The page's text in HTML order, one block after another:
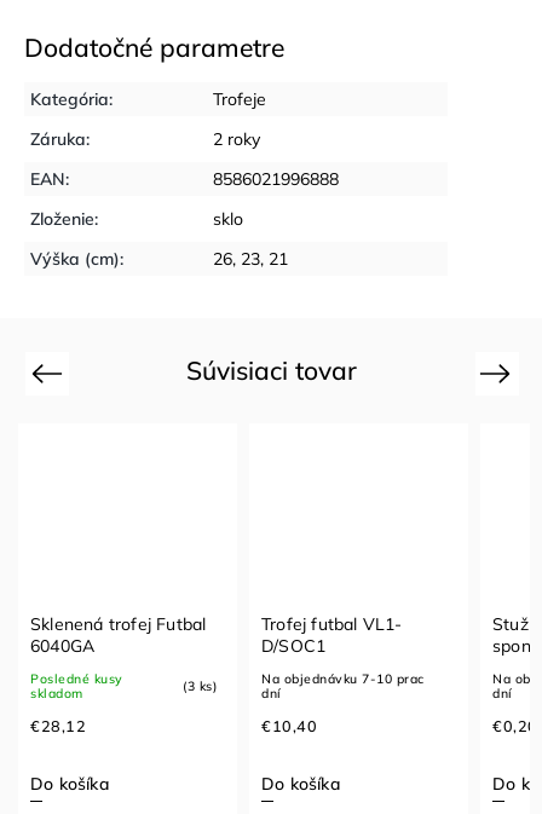
Dodatočné parametre
Kategória:
Trofeje
Záruka:
2 roky
EAN:
8586021996888
Zloženie:
sklo
Výška (cm): 26, 23, 21
Súvisiaci tovar
Previous
Sklenená trofej Futbal
6040GA
Posledné kusy
skladom
(3 ks)
€28,12
Do košíka
Trofej futbal VL1-
D/SOC1
Na objednávku 7-10 prac
dní
€10,40
Do košíka
Na
dní
€0,20
Do
Next